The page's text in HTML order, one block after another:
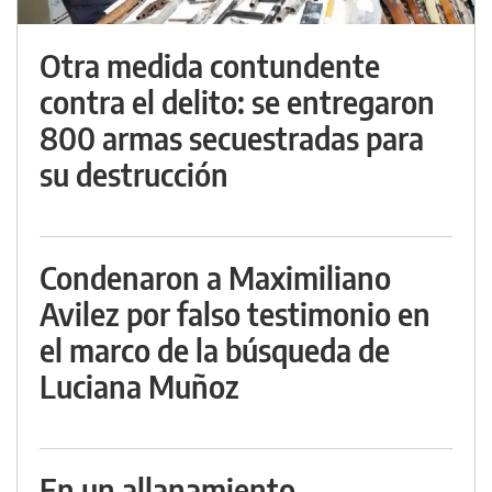
Otra medida contundente
contra el delito: se entregaron
800 armas secuestradas para
su destrucción
Condenaron a Maximiliano
Avilez por falso testimonio en
el marco de la búsqueda de
Luciana Muñoz